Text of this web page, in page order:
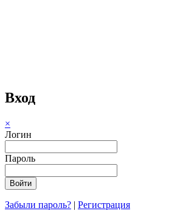
Вход
×
Логин
Пароль
Забыли пароль? | Регистрация